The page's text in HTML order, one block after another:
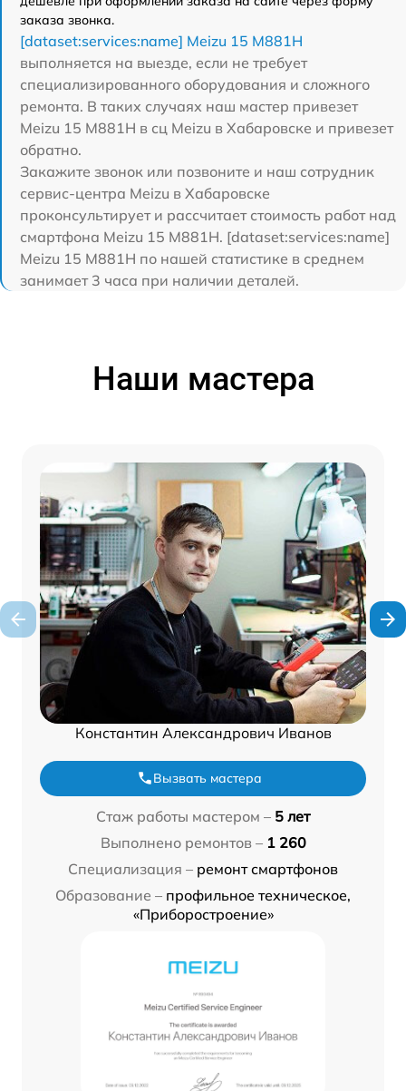
заказа звонка.
[dataset:services:name] Meizu 15 M881H
выполняется на выезде, если не требует
специализированного оборудования и сложного
ремонта. В таких случаях наш мастер привезет
Meizu 15 M881H в сц Meizu в Хабаровске и привезет
обратно.
Закажите звонок или позвоните и наш сотрудник
сервис-центра Meizu в Хабаровске
проконсультирует и рассчитает стоимость работ над
смартфона Meizu 15 M881H. [dataset:services:name]
Meizu 15 M881H по нашей статистике в среднем
занимает 3 часа при наличии деталей.
Наши мастера
Константин Александрович Иванов
Вызвать мастера
Стаж работы мастером – 5 лет
Выполнено ремонтов – 1 260
Специализация – ремонт смартфонов
Образование – профильное техническое,
«Приборостроение»